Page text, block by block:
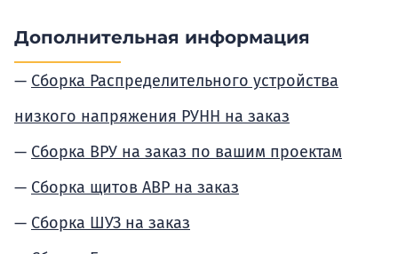
Дополнительная информация
Сборка Распределительного устройства
низкого напряжения РУНН на заказ
Сборка ВРУ на заказ по вашим проектам
Сборка щитов АВР на заказ
Сборка ШУЗ на заказ